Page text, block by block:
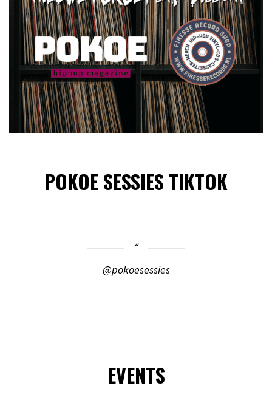
POKOE SESSIES TIKTOK
@pokoesessies
EVENTS